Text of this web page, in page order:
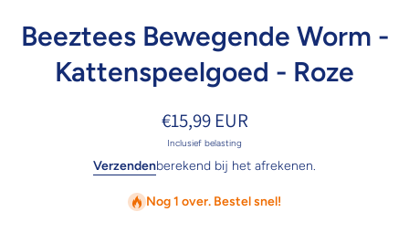
Beeztees Bewegende Worm -
Kattenspeelgoed - Roze
€15,99 EUR
Inclusief belasting
Verzendenberekend bij het afrekenen.
Nog 1 over. Bestel snel!